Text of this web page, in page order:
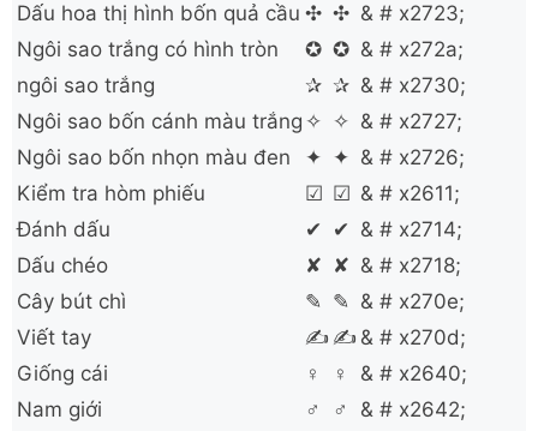
Dấu hoa thị hình bốn quả cầu ✣ ✣ & # x2723;
Ngôi sao trắng có hình tròn
✪ ✪ & # x272a;
ngôi sao trắng
✰ ✰ & # x2730;
Ngôi sao bốn cánh màu trắng ✧ ✧ & # x2727;
Ngôi sao bốn nhọn màu đen
✦ ✦ & # x2726;
Kiểm tra hòm phiếu
☑ ☑ & # x2611;
Đánh dấu
✔ ✔ & # x2714;
Dấu chéo
✘ ✘ & # x2718;
Cây bút chì
✎ ✎ & # x270e;
Viết tay
✍ ✍ & # x270d;
Giống cái
♀ ♀
& # x2640;
Nam giới
♂ ♂ & # x2642;